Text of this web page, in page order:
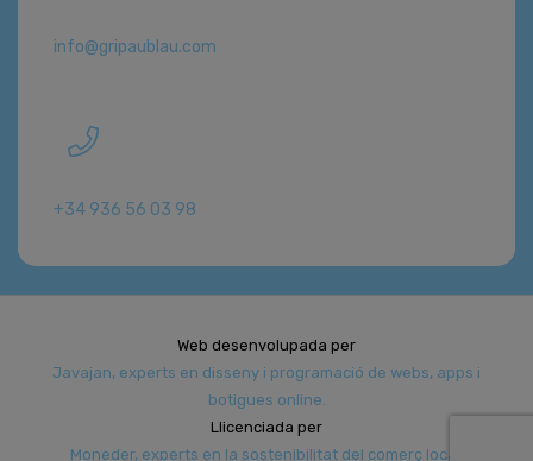
info@gripaublau.com
+34 936 56 03 98
Web desenvolupada per
Javajan, experts en disseny i programació de webs, apps i
botigues online.
Llicenciada per
Moneder, experts en la sostenibilitat del comerç local.